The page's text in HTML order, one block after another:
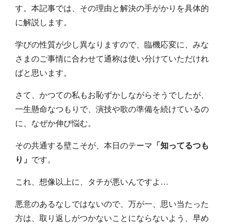
す。本記事では、その理由と解決の手がかりを具体的
に解説します。
学びの性質が少し異なりますので、臨機応変に、みな
さまのご事情に合わせて通称は使い分けていただけれ
ばと思います。
さて、かつての私もお恥ずかしながらそうでしたが、
一生懸命なつもりで、演技や歌の準備を続けているの
に、なぜか伸び悩む。
その共通する壁こそが、本日のテーマ 「知ってるつも
り」 です。
これ、想像以上に、タチが悪いんですよ…
悪意のあるなしではないので、万が一、思い当たった
方は、取り返しがつかないことにならないよう、早め